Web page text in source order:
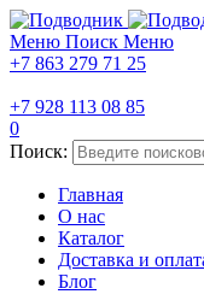
Меню Поиск Меню
+7 863 279 71 25
+7 928 113 08 85
0
Поиск:
Главная
О нас
Каталог
Доставка и
Блог